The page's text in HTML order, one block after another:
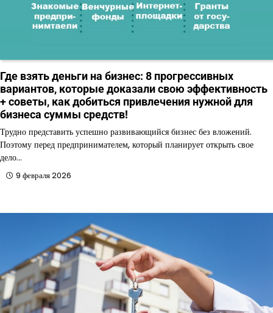
Где взять деньги на бизнес: 8 прогрессивных
вариантов, которые доказали свою эффективность
+ советы, как добиться привлечения нужной для
бизнеса суммы средств!
Трудно представить успешно развивающийся бизнес без вложений.
Поэтому перед предпринимателем, который планирует открыть свое
дело…
9 февраля 2026